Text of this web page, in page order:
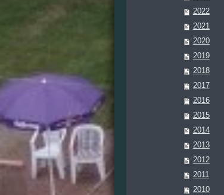
2022
2021
2020
2019
2018
2017
2016
2015
2014
2013
2012
2011
2010